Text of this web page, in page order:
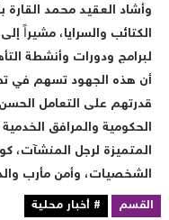
العقيد محمد القارة
والسرايا، مشيراً إلى
ودورات وأنشطة
هذه الجهود تسهم في تطوير
على التعامل الحسن
والمرافق الخدمية
لرجل المنشآت،
وأمن مأرب
# أخبار محلية